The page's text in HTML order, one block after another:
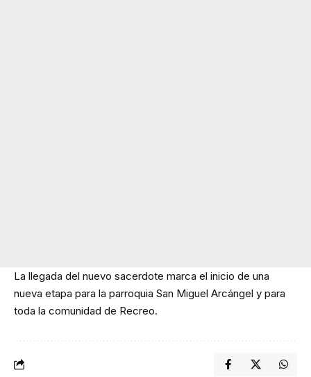
La llegada del nuevo sacerdote marca el inicio de una
nueva etapa para la parroquia San Miguel Arcángel y para
toda la comunidad de Recreo.